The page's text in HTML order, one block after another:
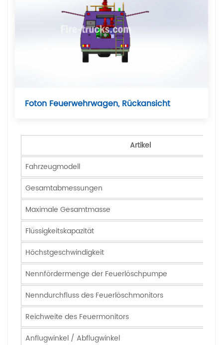
Foton Feuerwehrwagen, Rückansicht
Artikel
Fahrzeugmodell
Gesamtabmessungen
Maximale Gesamtmasse
Flüssigkeitskapazität
Höchstgeschwindigkeit
Nennfördermenge der Feuerlöschpumpe
Nenndurchfluss des Feuerlöschmonitors
Reichweite des Feuermonitors
Anflugwinkel / Abflugwinkel